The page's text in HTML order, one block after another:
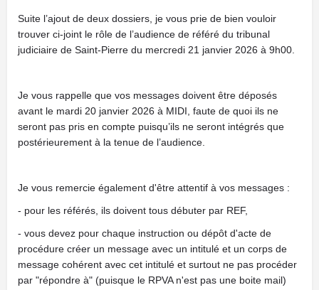
Suite l’ajout de deux dossiers, je vous prie de bien vouloir
trouver ci-joint le rôle de l’audience de référé du tribunal
judiciaire de Saint-Pierre du mercredi 21 janvier 2026 à 9h00.
Je vous rappelle que vos messages doivent être déposés
avant le mardi 20 janvier 2026 à MIDI, faute de quoi ils ne
seront pas pris en compte puisqu’ils ne seront intégrés que
postérieurement à la tenue de l’audience.
Je vous remercie également d'être attentif à vos messages :
- pour les référés, ils doivent tous débuter par REF,
- vous devez pour chaque instruction ou dépôt d'acte de
procédure créer un message avec un intitulé et un corps de
message cohérent avec cet intitulé et surtout ne pas procéder
par "répondre à" (puisque le RPVA n'est pas une boite mail)